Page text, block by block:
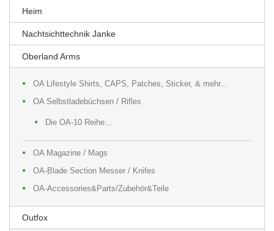
Heim
Nachtsichttechnik Janke
Oberland Arms
OA Lifestyle Shirts, CAPS, Patches, Sticker, & mehr...
OA Selbstladebüchsen / Rifles
Die OA-10 Reihe...
OA Magazine / Mags
OA-Blade Section Messer / Knifes
OA-Accessories&Parts/Zubehör&Teile
Outfox